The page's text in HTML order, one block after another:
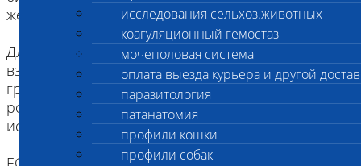
исследования сельхоз.животных
коагуляционный гемостаз
мочеполовая система
оплата выезда курьера и другой
паразитология
патанатомия
профили кошки
профили собак
желательна изоляция от других животных.
Для щенков и котят как минимум за два часа до
взятия биоматериала надо исключить кормление
грудным молоком. Рекомендуется промыть
ротовую полость водой (для удобства можно
использовать шприц).